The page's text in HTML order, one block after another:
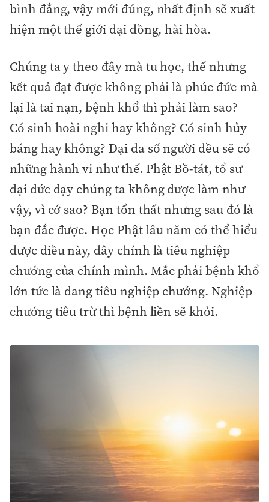
bình đẳng, vậy mới đúng, nhất định sẽ xuất
hiện một thế giới đại đồng, hài hòa.
Chúng ta y theo đây mà tu học, thế nhưng
kết quả đạt được không phải là phúc đức mà
lại là tai nạn, bệnh khổ thì phải làm sao?
Có sinh hoài nghi hay không? Có sinh hủy
báng hay không? Đại đa số người đều sẽ có
những hành vi như thế. Phật Bồ-tát, tổ sư
đại đức dạy chúng ta không được làm như
vậy, vì cớ sao? Bạn tổn thất nhưng sau đó là
bạn đắc được. Học Phật lâu năm có thể hiểu
được điều này, đây chính là tiêu nghiệp
chướng của chính mình. Mắc phải bệnh khổ
lớn tức là đang tiêu nghiệp chướng. Nghiệp
chướng tiêu trừ thì bệnh liền sẽ khỏi.